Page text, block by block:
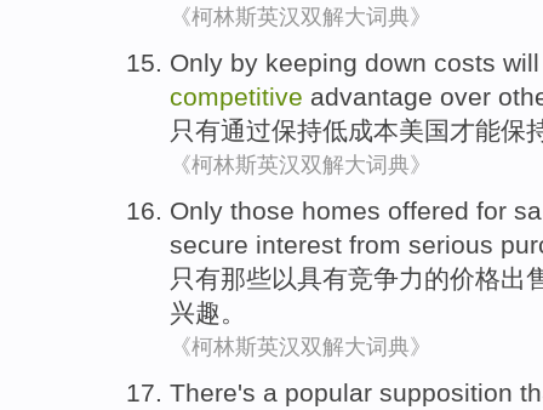
《柯林斯英汉双解大词典》
Only by keeping down costs
competitive advantage over
只有通过保持低成本美国才能保
《柯林斯英汉双解大词典》
Only those homes offered for
secure interest from serious
只有那些以具有竞争力的价格出
兴趣。
《柯林斯英汉双解大词典》
There's a popular supposition